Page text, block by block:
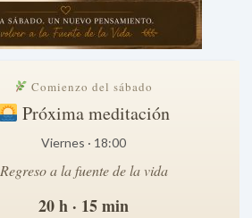
Comienzo del sábado
Próxima meditación
Viernes · 18:00
Regreso a la fuente de la vida
20 h · 15 min